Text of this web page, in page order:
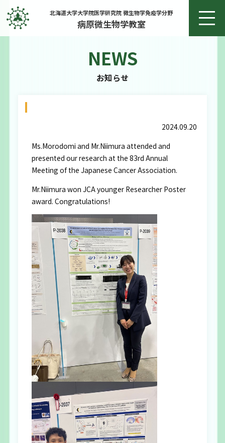
北海道大学大学院医学研究院 微生物学免疫学分野
病原微生物学教室
NEWS
お知らせ
2024.09.20
Ms.Morodomi and Mr.Niimura attended and
presented our research at the 83rd Annual
Meeting of the Japanese Cancer Association.
Mr.Niimura won JCA younger Researcher Poster
award. Congratulations!
教授あいさつ
研究実績
メンバー
大学院生募集
お問い合わせ
ENGLISH